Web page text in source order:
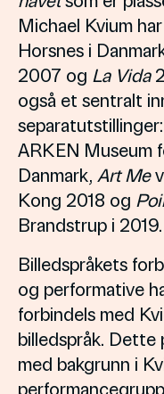
Michael Kvium
Horsnes i
2007 og La Vida
også et sentralt
separatutstillinger:
ARKEN Museum
Danmark, Art Me
Kong 2018 og
Brandstrup i 2019.
Billedspråkets
og performative
forbindels med
billedspråk.
med bakgrunn i